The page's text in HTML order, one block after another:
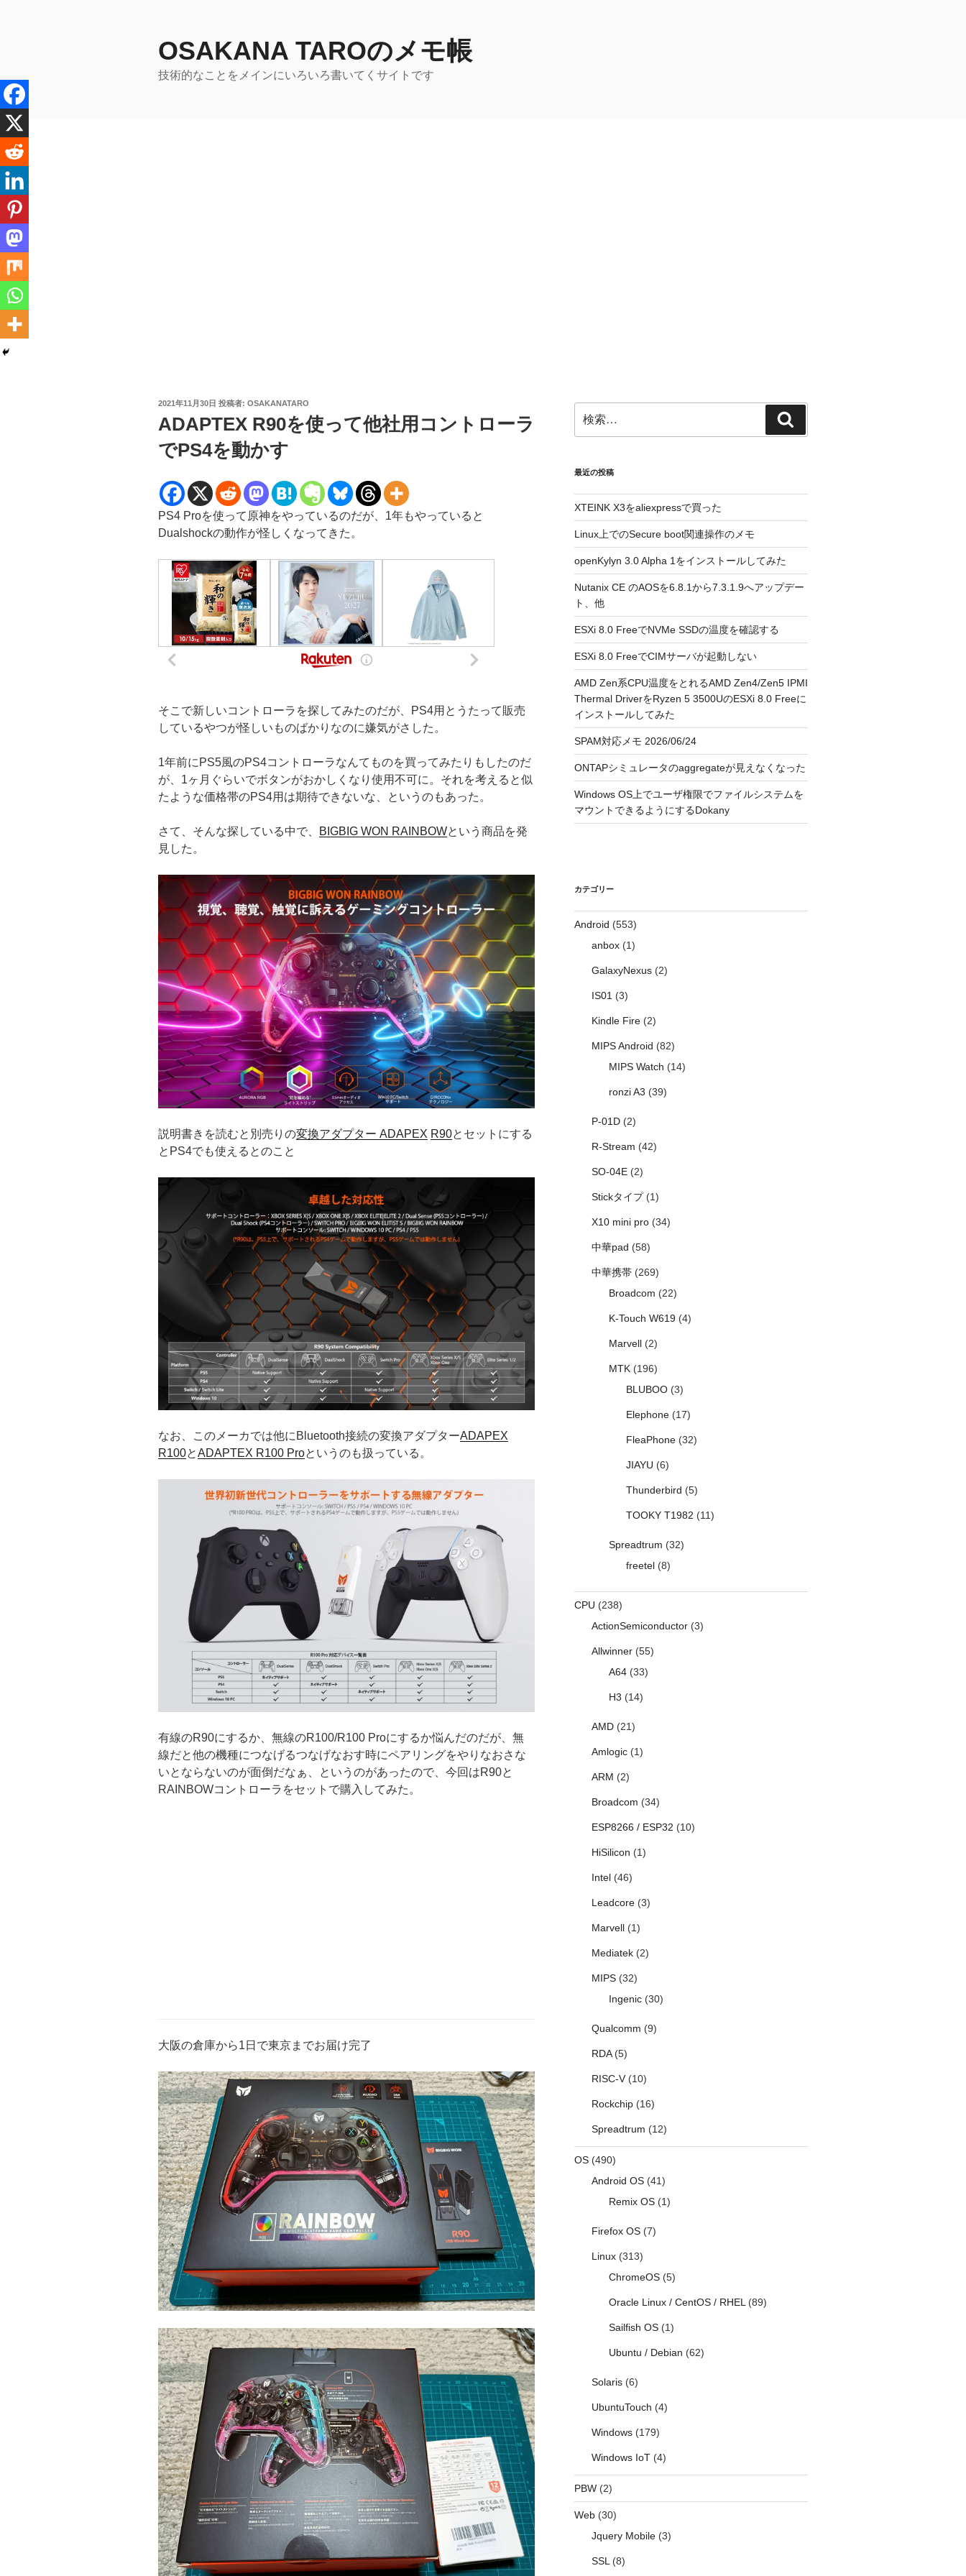
へ
ス
キ
プ
OSAKANA TAROのメモ帳
技術的なことをメインにいろいろ書いてくサイトです
投
日:
2021年11月30日 投稿者: OSAKANATARO
ADAPTEX R90を使って他社用コントローラ
でPS4を動かす
PS4 Proを使って原神をやっているのだが、1年もやっていると
Dualshockの動作が怪しくなってきた。
そこで新しいコントローラを探してみたのだが、PS4用とうたって販売
しているやつが怪しいものばかりなのに嫌気がさした。
1年前にPS5風のPS4コントローラなんてものを買ってみたりもしたのだ
が、1ヶ月ぐらいでボタンがおかしくなり使用不可に。それを考えると似
たような価格帯のPS4用は期待できないな、というのもあった。
さて、そんな探している中で、 BIGBIG WON RAINBOWという商品を発
見した。
説明書きを読むと別売りの変換アダプター ADAPEX R90とセットにする
とPS4でも使えるとのこと
なお、このメーカでは他にBluetooth接続の変換アダプターADAPEX
R100とADAPTEX R100 Proというのも扱っている。
有線のR90にするか、無線のR100/R100 Proにするか悩んだのだが、無
線だと他の機種につなげるつなげなおす時にペアリングをやりなおさな
いとならないのが面倒だなぁ、というのがあったので、今回はR90と
RAINBOWコントローラをセットで購入してみた。
大阪の倉庫から1日で東京までお届け完了
索:
索
最近の投稿
XTEINK X3をaliexpressで買った
Linux上でのSecure boot関連操作のメモ
openKylyn 3.0 Alpha 1をインストールしてみた
Nutanix CE のAOSを6.8.1から7.3.1.9へアップデー
ト、他
ESXi 8.0 FreeでNVMe SSDの温度を確認する
ESXi 8.0 FreeでCIMサーバが起動しない
AMD Zen系CPU温度をとれるAMD Zen4/Zen5 IPMI
Thermal DriverをRyzen 5 3500UのESXi 8.0 Freeに
インストールしてみた
SPAM対応メモ 2026/06/24
ONTAPシミュレータのaggregateが見えなくなった
Windows OS上でユーザ権限でファイルシステムを
マウントできるようにするDokany
カテゴリー
Android (553)
anbox(1)
GalaxyNexus(2)
IS01(3)
Kindle Fire(2)
MIPS Android (82)
MIPS Watch (14)
ronzi A3 (39)
P-01D(2)
R-Stream (42)
SO-04E(2)
Stickタイプ(1)
X10 mini pro(34)
中華pad (58)
中華携帯(269)
Broadcom (22)
K-Touch W619(4)
Marvell(2)
MTK(196)
BLUBOO(3)
Elephone(17)
FleaPhone(32)
JIAYU (6)
Thunderbird (5)
TOOKY T1982 (11)
Spreadtrum (32)
freetel(8)
CPU (238)
ActionSemiconductor(3)
Allwinner(55)
A64(33)
H3 (14)
AMD(21)
Amlogic(1)
ARM (2)
Broadcom (34)
ESP8266 / ESP32 (10)
HiSilicon (1)
Intel(46)
Leadcore(3)
Marvell(1)
Mediatek(2)
MIPS(32)
Ingenic(30)
Qualcomm (9)
RDA(5)
RISC-V(10)
Rockchip(16)
Spreadtrum (12)
OS(490)
Android OS(41)
Remix OS(1)
Firefox OS(7)
Linux(313)
ChromeOS(5)
Oracle Linux / CentOS / RHEL(89)
Sailfish OS(1)
Ubuntu / Debian (62)
Solaris(6)
UbuntuTouch (4)
Windows(179)
Windows IoT(4)
PBW(2)
Web(30)
Jquery Mobile(3)
SSL(8)